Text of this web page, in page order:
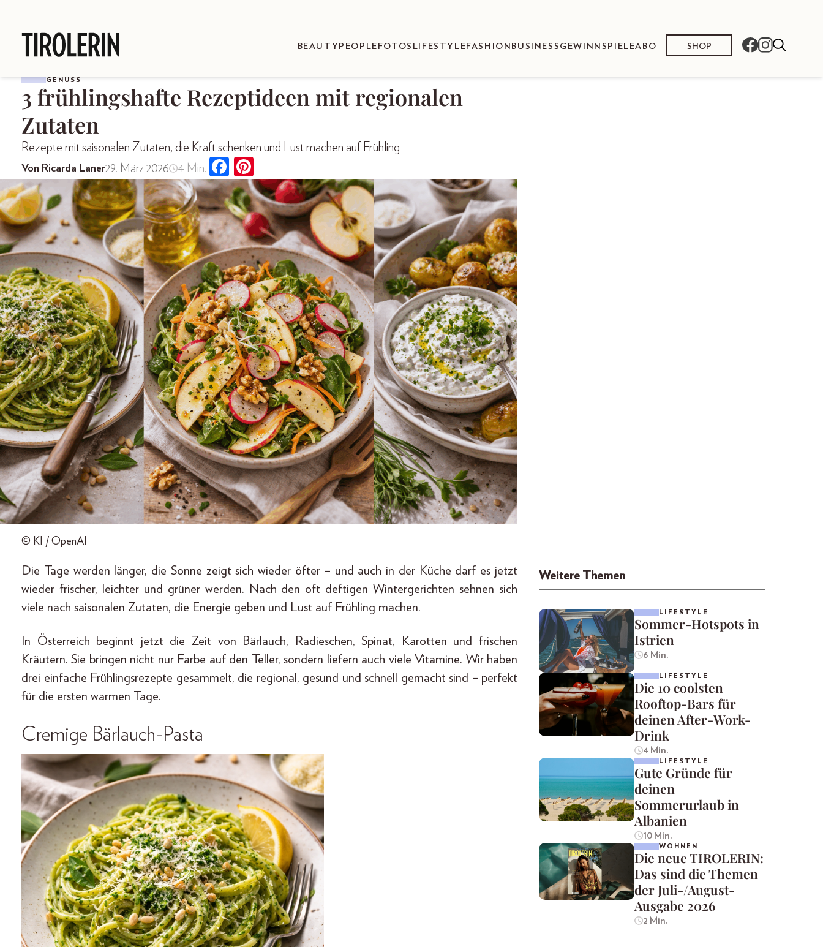
BEAUTY PEOPLE FOTOS LIFESTYLE FASHION BUSINESS GEWINNSPIELEABO SHOP
GENUSS
3 frühlingshafte Rezeptideen mit regionalen
Zutaten
Rezepte mit saisonalen Zutaten, die Kraft schenken und Lust machen auf Frühling
Von Ricarda Laner29. März 2026 4 Min.
© KI / OpenAI
Die Tage werden länger, die Sonne zeigt sich wieder öfter – und auch in der Küche darf es jetzt
wieder frischer, leichter und grüner werden. Nach den oft deftigen Wintergerichten sehnen sich
viele nach saisonalen Zutaten, die Energie geben und Lust auf Frühling machen.
In Österreich beginnt jetzt die Zeit von Bärlauch, Radieschen, Spinat, Karotten und frischen
Kräutern. Sie bringen nicht nur Farbe auf den Teller, sondern liefern auch viele Vitamine. Wir haben
drei einfache Frühlingsrezepte gesammelt, die regional, gesund und schnell gemacht sind – perfekt
für die ersten warmen Tage.
Cremige Bärlauch-Pasta
Weitere Themen
LIFESTYLE
Sommer-Hotspots in
Istrien
6 Min.
LIFESTYLE
Die 10 coolsten
Rooftop-Bars für
deinen After-Work-
Drink
4 Min.
LIFESTYLE
Gute Gründe für
deinen
Sommerurlaub in
Albanien
10 Min.
WOHNEN
Die neue TIROLERIN:
Das sind die Themen
der Juli-/August-
Ausgabe 2026
2 Min.